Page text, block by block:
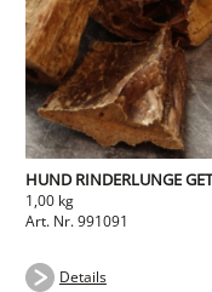
HUND RINDERLUNGE
1,00 kg
Art. Nr. 991091
Details